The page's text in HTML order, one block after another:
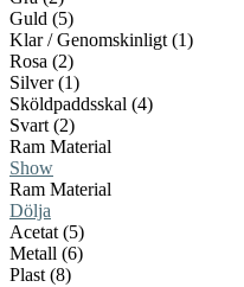
Guld (5)
Klar / Genomskinligt (1)
Rosa (2)
Silver (1)
Sköldpaddsskal (4)
Svart (2)
Ram Material
Show
Ram Material
Dölja
Acetat (5)
Metall (6)
Plast (8)